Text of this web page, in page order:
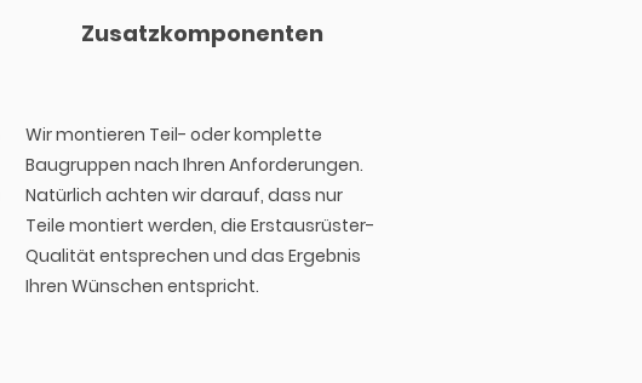
Zusatzkomponenten
Wir montieren Teil- oder komplette
Baugruppen nach Ihren Anforderungen.
Natürlich achten wir darauf, dass nur
Teile montiert werden, die Erstausrüster-
Qualität entsprechen und das Ergebnis
Ihren Wünschen entspricht.